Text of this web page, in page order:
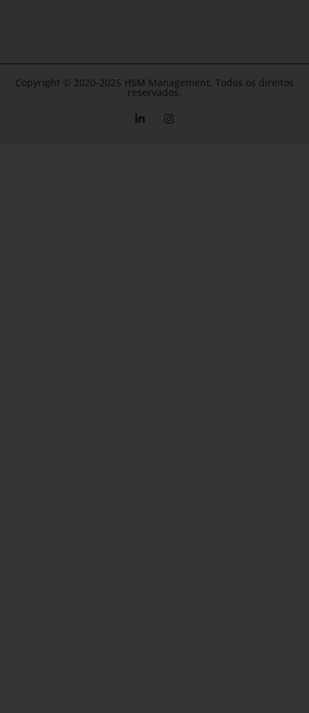
Copyright © 2020-2025 HSM Management. Todos os direitos
reservados.